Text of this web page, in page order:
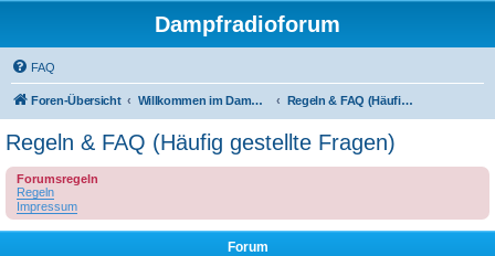
Dampfradioforum
FAQ
Foren-Übersicht Willkommen im Dampfradioforum! Regeln & FAQ (Häufig gestellte Fragen)
Regeln & FAQ (Häufig gestellte Fragen)
Forumsregeln
Regeln
Impressum
Forum